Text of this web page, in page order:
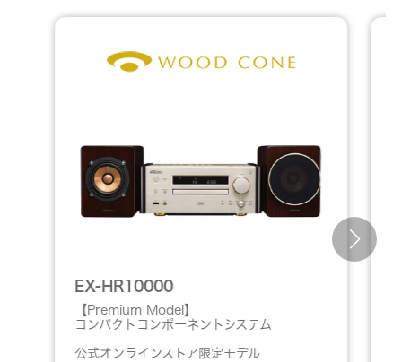
EX-HR10000
【Premium Model】
コンパクトコンポーネントシステム
公式オンラインストア限定モデル